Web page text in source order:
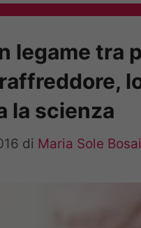
legame tra
la scienza
di Maria Sole